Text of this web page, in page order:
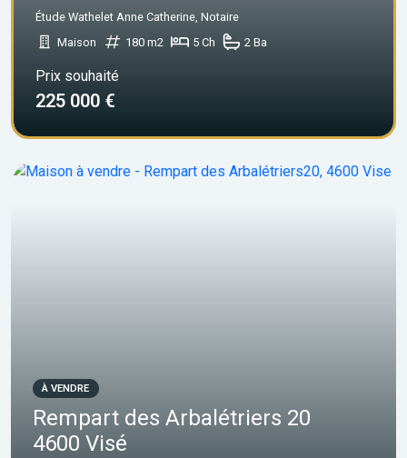
Étude Wathelet Anne Catherine, Notaire
Maison
180 m2 5 Ch 2 Ba
Prix souhaité
225 000 €
À VENDRE
Rempart des Arbalétriers 20
4600 Visé